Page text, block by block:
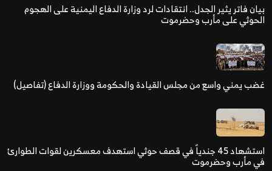
بيان فاتر يثير الجدل.. انتقادات لرد وزارة الدفاع اليمنية على الهجوم
الحوثي على مأرب وحضرموت
غضب يمني واسع من مجلس القيادة والحكومة ووزارة الدفاع (تفاصيل)
استشهاد 45 جندياً في قصف حوثي استهدف معسكرين لقوات الطوارئ
في مأرب وحضرموت